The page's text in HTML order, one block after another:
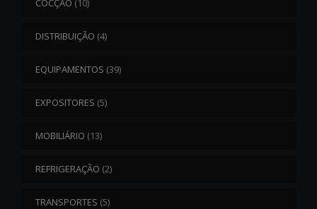
COCÇÃO (10)
DISTRIBUIÇÃO (4)
EQUIPAMENTOS (39)
EXPOSITORES (5)
MOBILIÁRIO (13)
REFRIGERAÇÃO (2)
TRANSPORTES (5)